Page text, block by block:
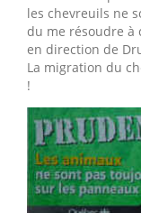
les chevreuils ne
du me résoudre à
en direction de
La migration du
!